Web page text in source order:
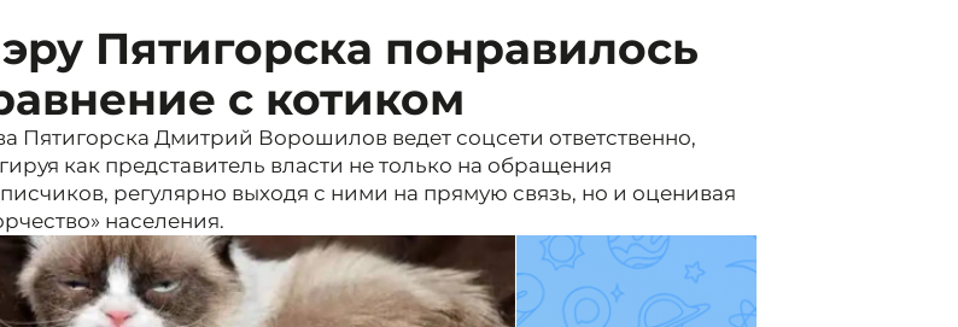
Пятигорска понравилось
с котиком
Пятигорска Дмитрий Ворошилов ведет соцсети ответственно,
как представитель власти не только на обращения
регулярно выходя с ними на прямую связь, но и оценивая
населения.